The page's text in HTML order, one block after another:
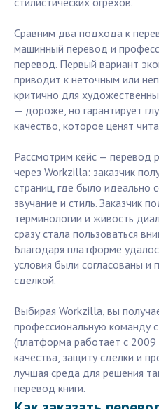
Сравним два подхода к
машинный перевод и
перевод. Первый вариант
приводит к неточным или
критично для
— дороже, но гарантирует
качество, которое ценят
Рассмотрим кейс — перевод
через Workzilla: заказчик
страниц, где было идеально
звучание и стиль. Заказчик
терминологии и живость
сразу стала пользоваться
Благодаря платформе
условия были согласованы
сделкой.
Выбирая Workzilla, вы
профессиональную команду
(платформа работает с 2009
качества, защиту сделки и
лучшая среда для решения
перевод книги.